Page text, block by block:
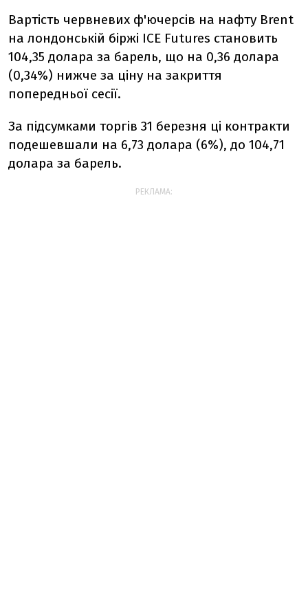
Вартість червневих ф'ючерсів на нафту Brent
на лондонській біржі ICE Futures становить
104,35 долара за барель, що на 0,36 долара
(0,34%) нижче за ціну на закриття
попередньої сесії.
За підсумками торгів 31 березня ці контракти
подешевшали на 6,73 долара (6%), до 104,71
долара за барель.
РЕКЛАМА: